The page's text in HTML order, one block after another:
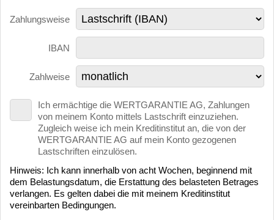
Zahlungsweise
IBAN
Zahlweise
Ich ermächtige die WERTGARANTIE AG, Zahlungen
von meinem Konto mittels Lastschrift einzuziehen.
Zugleich weise ich mein Kreditinstitut an, die von der
WERTGARANTIE AG auf mein Konto gezogenen
Lastschriften einzulösen.
Hinweis: Ich kann innerhalb von acht Wochen, beginnend mit
dem Belastungsdatum, die Erstattung des belasteten Betrages
verlangen. Es gelten dabei die mit meinem Kreditinstitut
vereinbarten Bedingungen.